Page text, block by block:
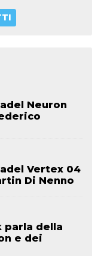
Neuron
Vertex 04
Di Nenno
parla della
e dei